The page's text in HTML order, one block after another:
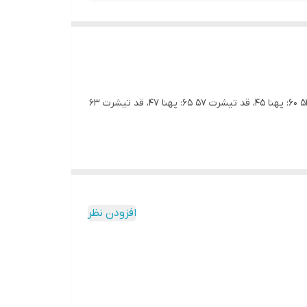
تیشرت پنبه ی چاپ وطنم جنس: پنبه ی درجه یک رنگ: سفید و مشکی سایز: ۵۵/۶۰/۶۵/۷۰ اندازه های دقیق: ۵۵: پهنا ۴۲، قد تیشرت ۵۳ ۶۰: پهنا ۴۵، قد تیشرت ۵۷ ۶۵: پهنا ۴۷، قد تیشرت ۶۳
افزودن نظر